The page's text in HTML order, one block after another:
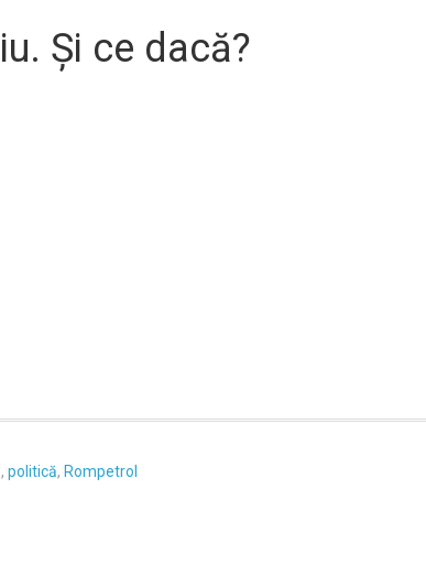
Şi ce dacă?
, politică, Rompetrol